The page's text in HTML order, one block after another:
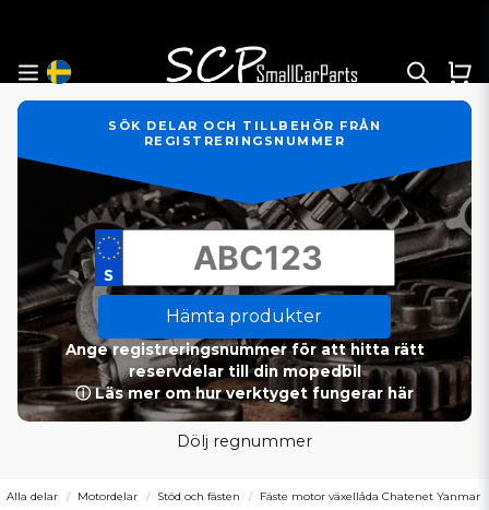
SÖK DELAR OCH TILLBEHÖR FRÅN
REGISTRERINGSNUMMER
Hämta produkter
Ange registreringsnummer för att hitta rätt
reservdelar till din mopedbil
ⓘ Läs mer om hur verktyget fungerar här
Dölj regnummer
Alla delar Motordelar Stöd och fästen Fäste motor växellåda Chatenet Yanmar